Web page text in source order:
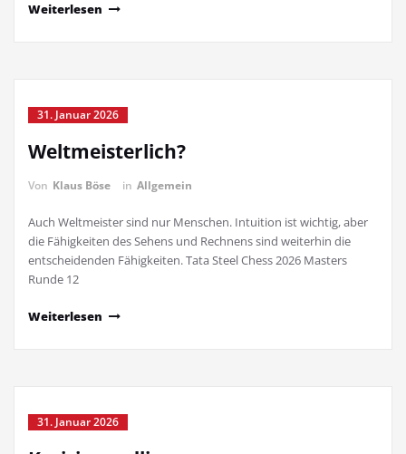
Weiterlesen
31. Januar 2026
Weltmeisterlich?
Von Klaus Böse in Allgemein
Auch Weltmeister sind nur Menschen. Intuition ist wichtig, aber
die Fähigkeiten des Sehens und Rechnens sind weiterhin die
entscheidenden Fähigkeiten. Tata Steel Chess 2026 Masters
Runde 12
Weiterlesen
31. Januar 2026